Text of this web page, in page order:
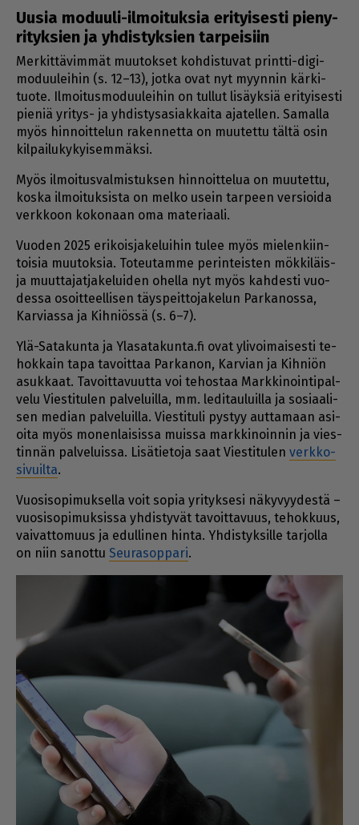
Uusia moduuli-ilmoi­tuk­sia eri­tyi­sesti pie­ny­
ri­tyk­sien ja yhdis­tyk­sien tar­pei­siin
Mer­kit­tä­vim­mät muu­tok­set koh­dis­tu­vat print­ti-digi-
mo­duu­lei­hin (s. 12–13), jot­ka ovat nyt myyn­nin kär­ki­
tuo­te. Il­moi­tus­mo­duu­lei­hin on tul­lut li­säyk­siä eri­tyi­ses­ti
pie­niä yri­tys- ja yh­dis­ty­sa­si­ak­kai­ta aja­tel­len. Sa­mal­la
myös hin­noit­te­lun ra­ken­net­ta on muu­tet­tu täl­tä osin
kil­pai­lu­ky­kyi­sem­mäk­si.
Myös il­moi­tus­val­mis­tuk­sen hin­noit­te­lua on muu­tet­tu,
kos­ka il­moi­tuk­sis­ta on mel­ko usein tar­peen ver­si­oi­da
verk­koon ko­ko­naan oma ma­te­ri­aa­li.
Vuo­den 2025 eri­kois­ja­ke­lui­hin tu­lee myös mie­len­kiin­
toi­sia muu­tok­sia. To­teu­tam­me pe­rin­teis­ten mök­ki­läis-
ja muut­ta­jat­ja­ke­lui­den ohel­la nyt myös kah­des­ti vuo­
des­sa osoit­teel­li­sen täys­peit­to­ja­ke­lun Par­ka­nos­sa,
Kar­vi­as­sa ja Kih­ni­ös­sä (s. 6–7).
Ylä-Sa­ta­kun­ta ja Yla­sa­ta­kun­ta.fi ovat yli­voi­mai­ses­ti te­
hok­kain tapa ta­voit­taa Par­ka­non, Kar­vi­an ja Kih­ni­ön
asuk­kaat. Ta­voit­ta­vuut­ta voi te­hos­taa Mark­ki­noin­ti­pal­
ve­lu Vies­ti­tu­len pal­ve­luil­la, mm. le­di­tau­luil­la ja so­si­aa­li­
sen me­di­an pal­ve­luil­la. Vies­ti­tu­li pys­tyy aut­ta­maan asi­
oi­ta myös mo­nen­lai­sis­sa muis­sa mark­ki­noin­nin ja vies­
tin­nän pal­ve­luis­sa. Li­sä­tie­to­ja saat Vies­ti­tu­len verk­ko­
si­vuil­ta.
Vuo­si­so­pi­muk­sel­la voit so­pia yri­tyk­se­si nä­ky­vyy­des­tä –
vuo­si­so­pi­muk­sis­sa yh­dis­ty­vät ta­voit­ta­vuus, te­hok­kuus,
vai­vat­to­muus ja edul­li­nen hin­ta. Yh­dis­tyk­sil­le tar­jol­la
on niin sa­not­tu Seu­ra­sop­pa­ri.